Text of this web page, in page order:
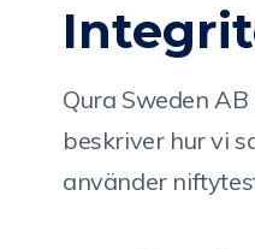
Qura Sweden
beskriver hur vi
använder